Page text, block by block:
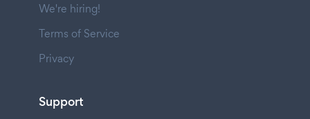
We're hiring!
Terms of Service
Privacy
Support